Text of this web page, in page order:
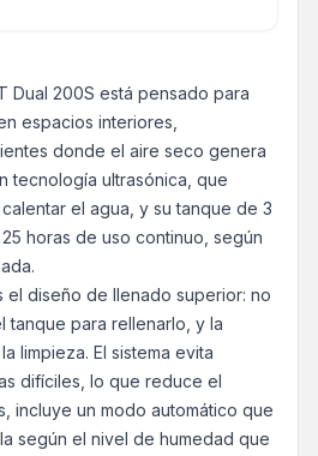
Dual 200S está pensado para
espacios interiores,
donde el aire seco genera
tecnología ultrasónica, que
el agua, y su tanque de 3
horas de uso continuo, según
el diseño de llenado superior: no
tanque para rellenarlo, y la
limpieza. El sistema evita
difíciles, lo que reduce el
incluye un modo automático que
según el nivel de humedad que